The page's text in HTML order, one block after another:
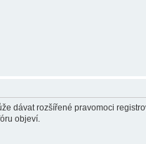
dávat rozšířené pravomoci
objeví.